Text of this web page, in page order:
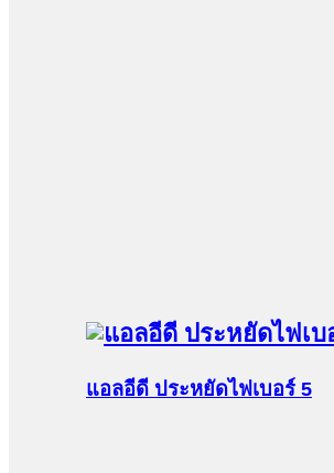
แอลอีดี ประหยัดไฟเบอร์ 5